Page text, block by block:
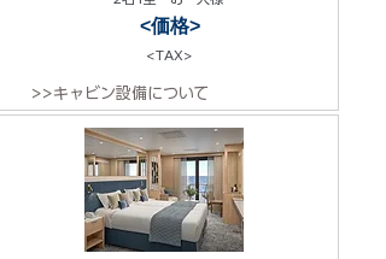
<価格>
<TAX>
>>キャビン設備について